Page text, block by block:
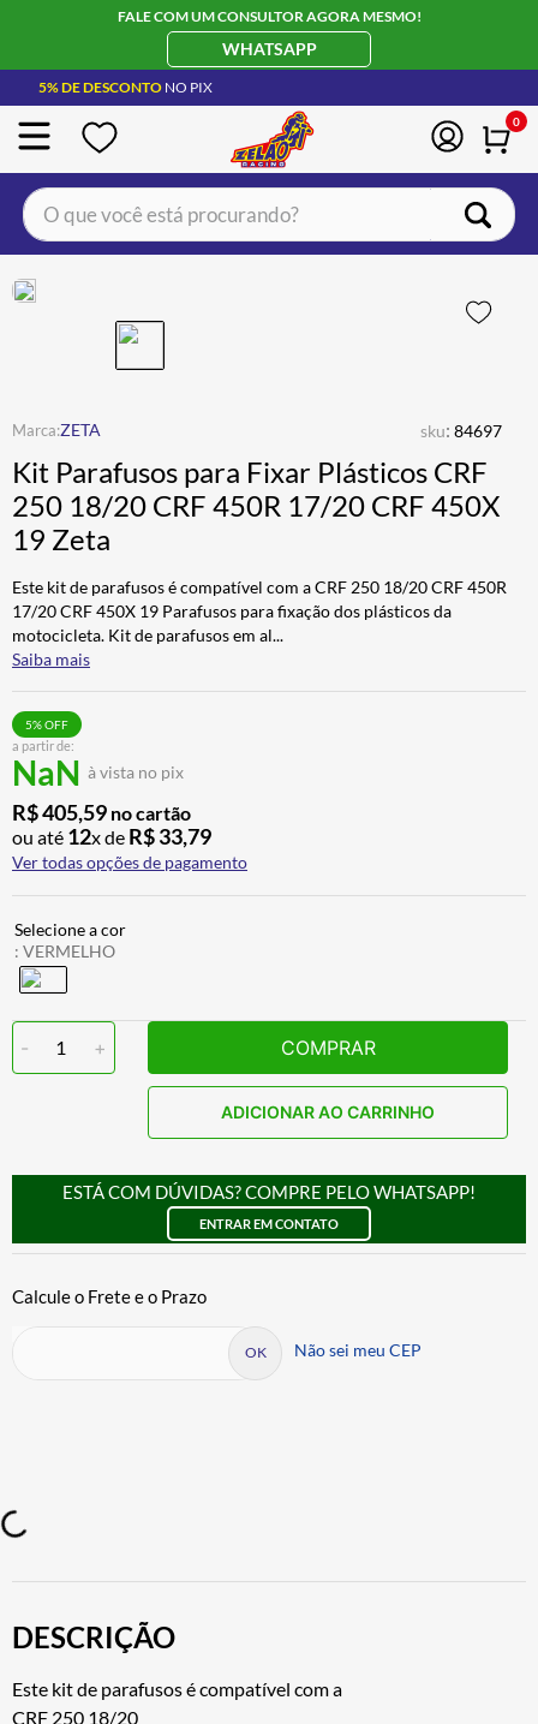
FALE COM UM CONSULTOR AGORA MESMO!
WHATSAPP
5% DE DESCONTO NO PIX
0
O que você está procurando?
ZETA sku: 84697
Kit Parafusos para Fixar Plásticos CRF
250 18/20 CRF 450R 17/20 CRF 450X
19 Zeta
Este kit de parafusos é compatível com a CRF 250 18/20 CRF 450R
17/20 CRF 450X 19 Parafusos para fixação dos plásticos da
motocicleta. Kit de parafusos em al...
Saiba mais
a partir de:
NaN à vista no pix
5% OFF
R$405,59 no cartão
ou até 12x de R$33,79
Ver todas opções de pagamento
: VERMELHO
- 1 + COMPRAR
ADICIONAR AO CARRINHO
ESTÁ COM DÚVIDAS? COMPRE PELO WHATSAPP!
ENTRAR EM CONTATO
Não sei meu CEP
DESCRIÇÃO
Este kit de parafusos é compatível com a
CRF 250 18/20
BOTA
4º ÓCULOS SOLAR
º LUVA
6º ALPINESTAR
7º BAU
8º CALÇA
9º AIROH